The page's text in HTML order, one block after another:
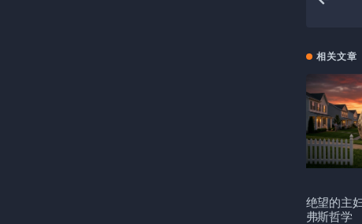
相关文章
绝望的主
弗斯哲学